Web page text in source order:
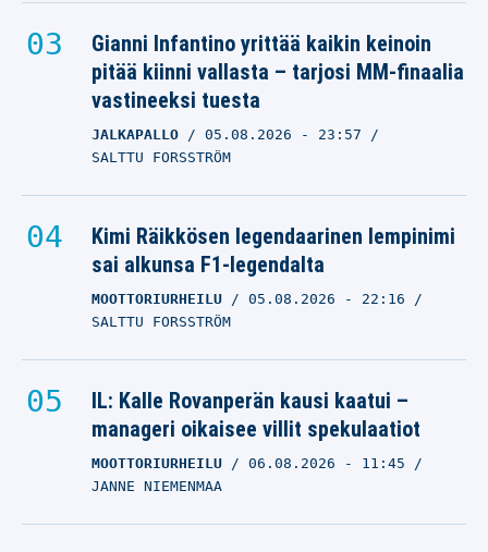
NHL:n jättitarjous muutti
kaiken: Detroitin tähden
arvo nousi pilviin
DYLAN LARKIN
07.07.2026
- 18:37
VILLE HIRVONEN
NHL-tähden siirtosaaga
sai jälleen uuden
käänteen –
sisäpiiriläiseltä
jymypaljastus
DYLAN LARKIN
VILLE HIRVONEN
Gianni Infantino yrittää kaikin keinoin
pitää kiinni vallasta – tarjosi MM-finaalia
vastineeksi tuesta
JALKAPALLO 05.08.2026 - 23:57
SALTTU FORSSTRÖM
Kimi Räikkösen legendaarinen lempinimi
sai alkunsa F1-legendalta
MOOTTORIURHEILU 05.08.2026 - 22:16
SALTTU FORSSTRÖM
IL: Kalle Rovanperän kausi kaatui –
manageri oikaisee villit spekulaatiot
MOOTTORIURHEILU 06.08.2026 - 11:45
JANNE NIEMENMAA